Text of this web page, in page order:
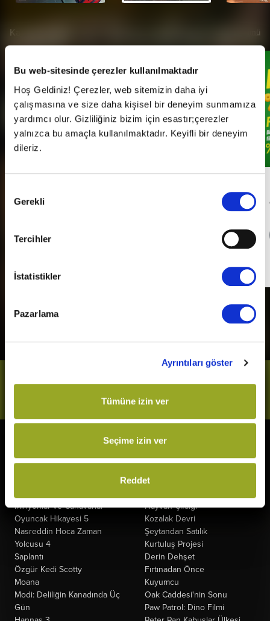
Bu web-sitesinde çerezler kullanılmaktadır
Hoş Geldiniz! Çerezler, web sitemizin daha iyi
çalışmasına ve size daha kişisel bir deneyim sunmamıza
yardımcı olur. Gizliliğiniz bizim için esastır;çerezler
yalnızca bu amaçla kullanılmaktadır. Keyifli bir deneyim
dileriz.
Seçimi
Gerekli
Tercihler
İstatistikler
Pazarlama
Ayrıntıları göster
Tümüne izin ver
Seçime izin ver
Reddet
Kampanyalar Tümü
Minyonlar ve Canavarlar
Oyuncak Hikayesi 5
Nasreddin Hoca Zaman
Yolcusu 4
Saplantı
Özgür Kedi Scotty
Moana
Modi: Deliliğin Kanadında Üç
Gün
Karanlıktan Gelen
Hayvan Çiftliği
Kozalak Devri
Şeytandan Satılık
Kurtuluş Projesi
Derin Dehşet
Fırtınadan Önce
Kuyumcu
Oak Caddesi'nin Sonu
Paw Patrol: Dino Filmi